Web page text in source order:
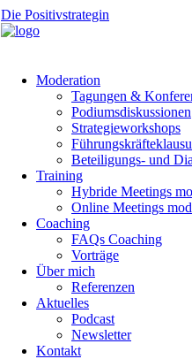
Die Positivstrategin
Moderation
Tagungen &
Podiumsdiskussionen
Strategieworkshops
Beteiligungs- und
Training
Hybride Meetings
Online Meetings
Coaching
FAQs Coaching
Vorträge
Über mich
Referenzen
Aktuelles
Podcast
Newsletter
Kontakt